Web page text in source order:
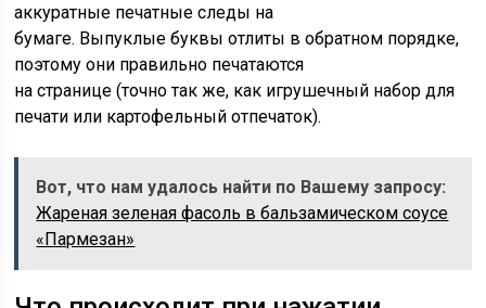
аккуратные печатные следы на
бумаге. Выпуклые буквы отлиты в обратном порядке,
поэтому они правильно печатаются
на странице (точно так же, как игрушечный набор для
печати или картофельный отпечаток).
Вот, что нам удалось найти по Вашему запросу:
Жареная зеленая фасоль в бальзамическом соусе
«Пармезан»